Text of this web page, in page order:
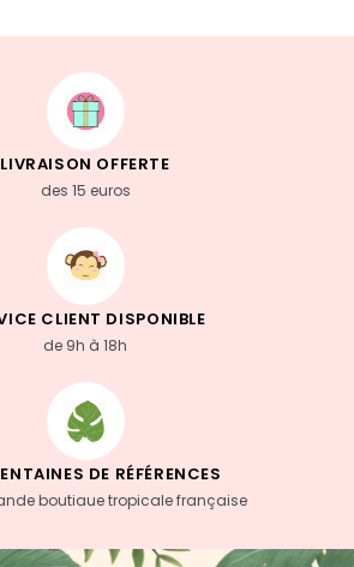
LIVRAISON OFFERTE
des 15 euros
CLIENT DISPONIBLE
de 9h à 18h
DE RÉFÉRENCES
boutiaue tropicale française